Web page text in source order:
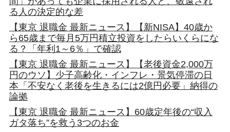
る人の決定的な差
【東京 退職金 最新ニュース】【新NISA】40歳か
ら65歳まで毎月5万円積立投資をしたらいくらにな
る？「年利1～6％」で確認
【東京 退職金 最新ニュース】【老後資金2,000万
円のウソ】少子高齢化・インフレ・景気停滞の日
本「不安なく老後を生きるには2億円必要」納得の
論拠
【東京 退職金 最新ニュース】60歳定年後の“収入
ガタ落ち”を救う3つのお金